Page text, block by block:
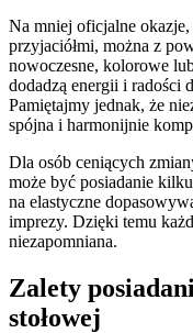
Na mniej oficjalne
przyjaciółmi, można z
nowoczesne, kolorowe
dodadzą energii i radości
Pamiętajmy jednak, że
spójna i harmonijnie
Dla osób ceniących
może być posiadanie
na elastyczne
imprezy. Dzięki temu
niezapomniana.
Zalety
stołowej